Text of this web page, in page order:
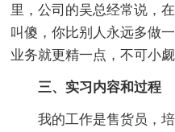
里，公司的吴总经常说，
叫傻，你比别人永远多做
业务就更精一点，不可小觑
三、实习内容和过程
我的工作是售货员，培